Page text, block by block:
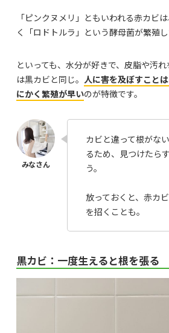
「ピンクヌメリ」ともいわれる赤カビ
く「ロドトルラ」という酵母菌が繁殖し
といっても、水分が好きで、皮脂や汚
は黒カビと同じ。 人に害を及ぼすこと
にかく繁殖が早いのが特徴です。
カビと違って根がな
るため、見つけたら
う。
放っておくと、赤カ
を招くことも。
黒カビ：一度生えると根を張る